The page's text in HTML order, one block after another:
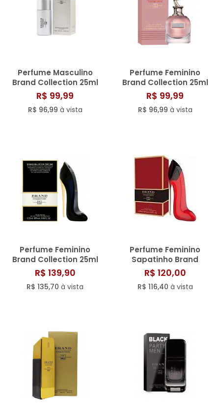
Perfume Masculino
Brand Collection 25ml
N° 102
R$ 99,99
R$ 96,99 à vista
Perfume Feminino
Brand Collection 25ml
N° 136/802
R$ 99,99
R$ 96,99 à vista
Perfume Feminino
Brand Collection 25ml
N° 126/101
R$ 139,90
R$ 135,70 à vista
Perfume Feminino
Sapatinho Brand
Collection 25ml N° 125
R$ 120,00
R$ 116,40 à vista